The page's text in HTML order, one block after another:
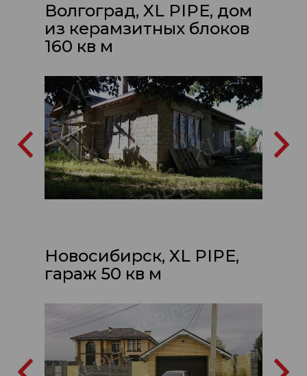
Волгоград, XL PIPE, дом
из керамзитных блоков
160 кв м
Новосибирск, XL PIPE,
гараж 50 кв м